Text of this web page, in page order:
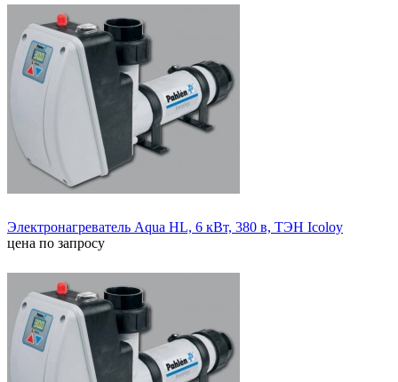
Электронагреватель Aqua HL, 6 кВт, 380 в, ТЭН Icoloy
цена по запросу